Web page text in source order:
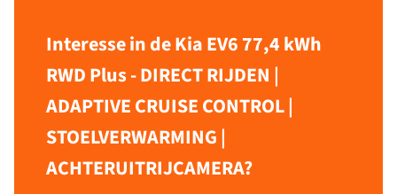
Interesse in de Kia EV6 77,4 kWh
RWD Plus - DIRECT RIJDEN |
ADAPTIVE CRUISE CONTROL |
STOELVERWARMING |
ACHTERUITRIJCAMERA?